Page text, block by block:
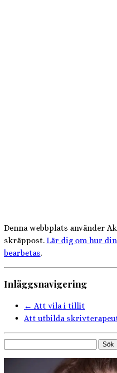
Denna webbplats använder
skräppost. Lär dig om hur
bearbetas.
Inläggsnavigering
← Att vila i tillit
Att utbilda
efter: